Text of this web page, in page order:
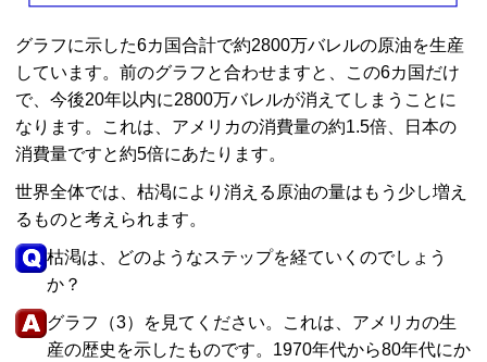
グラフに示した6カ国合計で約2800万バレルの原油を生産
しています。前のグラフと合わせますと、この6カ国だけ
で、今後20年以内に2800万バレルが消えてしまうことに
なります。これは、アメリカの消費量の約1.5倍、日本の
消費量ですと約5倍にあたります。
世界全体では、枯渇により消える原油の量はもう少し増え
るものと考えられます。
枯渇は、どのようなステップを経ていくのでしょう
か？
グラフ（3）を見てください。これは、アメリカの生
産の歴史を示したものです。1970年代から80年代にか